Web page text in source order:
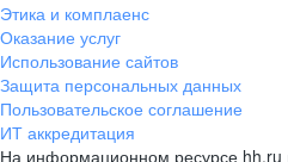
Этика и комплаенс
Оказание услуг
Использование сайтов
Защита персональных данных
Пользовательское соглашение
ИТ аккредитация
На информационном ресурсе hh.ru